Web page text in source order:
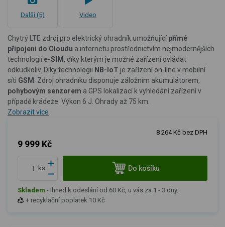
Další (5) Video
Chytrý LTE zdroj pro elektrický ohradník umožňující přímé
připojení do Cloudu a internetu prostřednictvím nejmodernějších
technologií e-SIM , díky kterým je možné zařízení ovládat
odkudkoliv. Díky technologii NB-IoT je zařízení on-line v mobilní
síti GSM
. Zdroj ohradníku disponuje záložním akumulátorem,
pohybovým senzorem a GPS lokalizací k vyhledání zařízení v
případě krádeže. Výkon 6 J. Ohrady až 75 km.
Zobrazit více
9 999 Kč
8 264 Kč bez DPH
ks Do košíku
+ recyklační poplatek 10 Kč
Skladem - Ihned k odeslání od 60 Kč, u vás za 1 - 3 dny.